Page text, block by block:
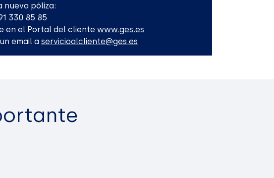
póliza:
330 85 85
en el Portal del cliente www.ges.es
email a servicioalcliente@ges.es